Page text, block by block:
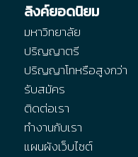
ลิงค์ยอดนิยม
มหาวิทยาลัย
ปริญญาตรี
ปริญญาโทหรือสูงกว่า
รับสมัคร
ติดต่อเรา
ทำงานกับเรา
แผนผังเว็บไซต์